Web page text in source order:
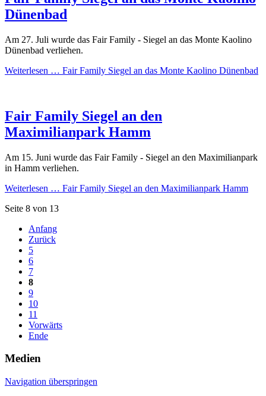
Dünenbad
Am 27. Juli wurde das Fair Family - Siegel an das Monte Kaolino
Dünenbad verliehen.
Weiterlesen … Fair Family Siegel an das Monte Kaolino Dünenbad
Fair Family Siegel an den
Maximilianpark Hamm
Am 15. Juni wurde das Fair Family - Siegel an den Maximilianpark
in Hamm verliehen.
Weiterlesen … Fair Family Siegel an den Maximilianpark Hamm
Seite 8 von 13
Anfang
Zurück
5
6
7
8
9
10
11
Vorwärts
Ende
Medien
Navigation überspringen